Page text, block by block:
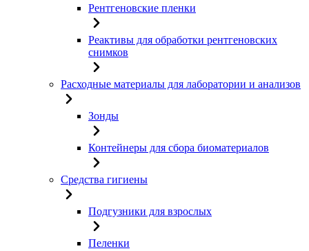
Рентгеновские пленки
Реактивы для обработки рентгеновских
снимков
Расходные материалы для лаборатории и анализов
Зонды
Контейнеры для сбора биоматериалов
Средства гигиены
Подгузники для взрослых
Пеленки